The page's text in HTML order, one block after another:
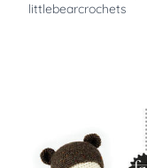
littlebearcrochets